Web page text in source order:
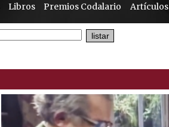
Libros Premios Codalario Artículos